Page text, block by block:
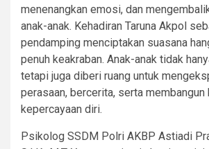
menenangkan emosi, dan
anak-anak. Kehadiran Taruna Akpol
pendamping menciptakan suasana
penuh keakraban. Anak-anak tidak
tetapi juga diberi ruang untuk
perasaan, bercerita, serta membangun
kepercayaan diri.
Psikolog SSDM Polri AKBP Astiadi